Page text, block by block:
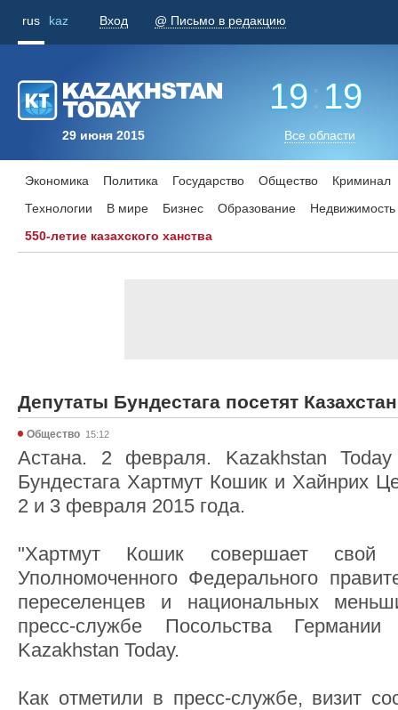
rus kaz Вход @ Письмо в редакцию
29 июня 2015
19: 19
Все области
Экономика Политика Государство Общество
Криминал
Технологии
В мире Бизнес Образование
Недвижимость
550-летие казахского ханства
Депутаты Бундестага посетят Казахстан
Общество 15:12
Астана. 2 февраля. Kazakhstan
Бундестага Хартмут Кошик и Хайнрих
2 и 3 февраля 2015 года.
"Хартмут Кошик совершает свой
Уполномоченного Федерального
переселенцев и национальных
пресс-службе Посольства
Kazakhstan Today.
Как отметили в пресс-службе, визит